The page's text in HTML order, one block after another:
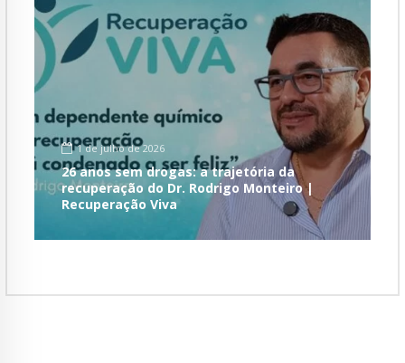
1 de julho de 2026
26 anos sem drogas: a trajetória da
recuperação do Dr. Rodrigo Monteiro |
Recuperação Viva